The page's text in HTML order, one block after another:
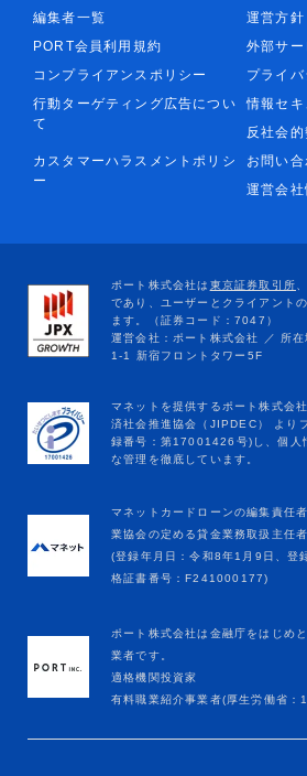
編集者一覧
運営方
PORT会員利用規約
外部サ
コンプライアンスポリシー
プライ
行動ターゲティング広告につい
て
情報セ
反社会
カスタマーハラスメントポリシ
ー
お問い合
運営会社
マネットカードローンの編集責任
業協会の定める貸金業務取扱主任
(登録年月日：令和8年1月9日、
格証書番号：F241000177)
ポート株式会社は金融庁をはじめ
業者です。
適格機関投資家
有料職業紹介事業者(厚生労働省